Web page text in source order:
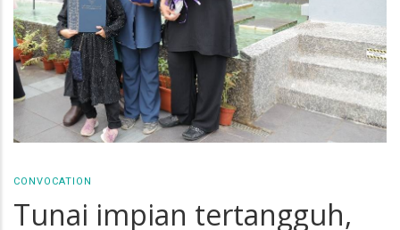
CONVOCATION
Tunai impian tertangguh,